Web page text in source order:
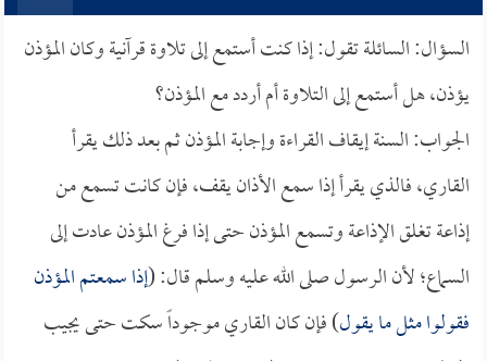
السؤال: السائلة تقول: إذا كنت أستمع إلى تلاوة قرآنية وكان المؤذن
يؤذن، هل أستمع إلى التلاوة أم أردد مع المؤذن؟
الجواب: السنة إيقاف القراءة وإجابة المؤذن ثم بعد ذلك يقرأ
القاري، فالذي يقرأ إذا سمع الأذان يقف، فإن كانت تسمع من
إذاعة تغلق الإذاعة وتسمع المؤذن حتى إذا فرغ المؤذن عادت إلى
السماع؛ لأن الرسول صلى الله عليه وسلم قال: (إذا سمعتم المؤذن
فقولوا مثل ما يقول) فإن كان القاري موجوداً سكت حتى يجيب